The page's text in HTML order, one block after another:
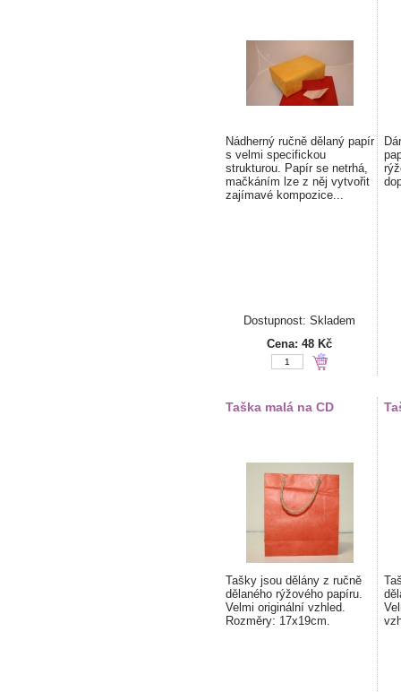
Nádherný ručně dělaný papír
s velmi specifickou
strukturou. Papír se netrhá,
mačkáním lze z něj vytvořit
zajímavé kompozice...
Dostupnost: Skladem
Cena: 48 Kč
Taška malá na CD
Tašky jsou dělány z ručně
dělaného rýžového papíru.
Velmi originální vzhled.
Rozměry: 17x19cm.